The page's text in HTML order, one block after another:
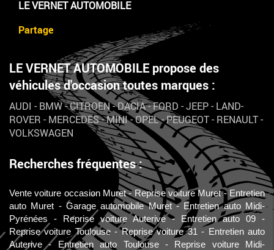
LE VERNET AUTOMOBILE
Partage
LE VERNET AUTOMOBILE propose des
véhicules d'occasion toutes marques :
AUDI - BMW-CITROEN-DACIA-FORD -JEEP- LAND-
ROVER - MERCEDES-MINI-OPEL-PEUGEOT- RENAULT-
VOLKSWAGEN
Recherches fréquentes :
Vente voiture occasion Muret Reprise voiture Muret
Entretien
auto Muret
Garage automobile Muret
Entretien auto Midi-
Pyrénées
Reprise voiture Auterive
Entretien auto 09
Reprise voiture Toulouse
Reprise voiture 31
Entretien auto
Auterive
Entretien auto Toulouse
Reprise voiture Midi-